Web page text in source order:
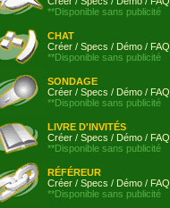
**Disponible sans publicité
CHAT
Créer / Specs / Démo / FAQ
**Disponible sans publicité
SONDAGE
Créer / Specs / Démo / FAQ
**Disponible sans publicité
LIVRE D'INVITÉS
Créer / Specs / Démo / FAQ
**Disponible sans publicité
RÉFÉREUR
Créer / Specs / Démo / FAQ
**Disponible sans publicité